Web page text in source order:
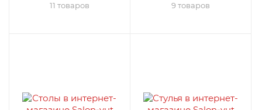
11 товаров 9 товаров